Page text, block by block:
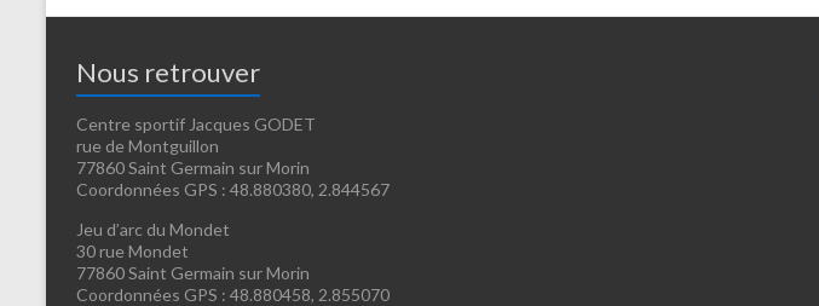
Nous retrouver
Centre sportif Jacques GODET
rue de Montguillon
77860 Saint Germain sur Morin
Coordonnées GPS : 48.880380, 2.844567
Jeu d’arc du Mondet
30 rue Mondet
77860 Saint Germain sur Morin
Coordonnées GPS : 48.880458, 2.855070